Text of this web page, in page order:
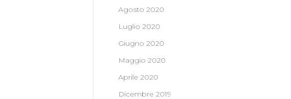
Agosto 2020
Luglio 2020
Giugno 2020
Maggio 2020
Aprile 2020
Dicembre 2019